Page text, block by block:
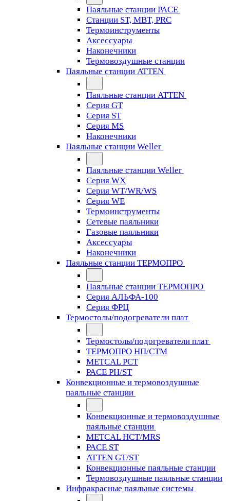
Паяльные станции PACE
Станции ST, MBT, PRC
Термоинструменты
Аксессуары
Наконечники
Термовоздушные станции
Паяльные станции ATTEN
Паяльные станции ATTEN
Серия GT
Серия ST
Серия MS
Наконечники
Паяльные станции Weller
Паяльные станции Weller
Серия WX
Серия WT/WR/WS
Серия WE
Термоинструменты
Сетевые паяльники
Газовые паяльники
Аксессуары
Наконечники
Паяльные станции ТЕРМОПРО
Паяльные станции ТЕРМОПРО
Серия АЛЬФА-100
Серия ФРЦ
Термостолы/подогреватели плат
Термостолы/подогреватели плат
ТЕРМОПРО НП/СТМ
METCAL PCT
PACE PH/ST
Конвекционные и термовоздушные
паяльные станции
Конвекционные и термовоздушные
паяльные станции
METCAL HCT/MRS
PACE ST
ATTEN GT/ST
Конвекционные паяльные станции
Термовоздушные паяльные станции
Инфракрасные паяльные системы